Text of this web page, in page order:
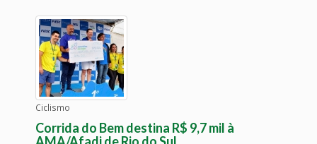
Ciclismo
Corrida do Bem destina R$ 9,7 mil à